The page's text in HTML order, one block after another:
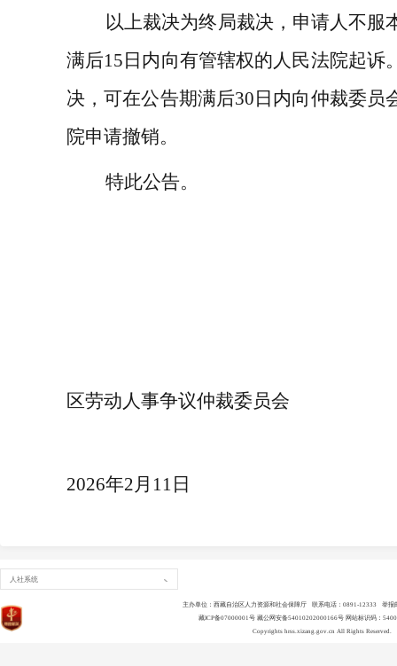
以上裁决为终局裁决，申请人不服
满后15日内向有管辖权的人民法院起诉
决，可在公告期满后30日内向仲裁委员
院申请撤销。
特此公告。
区劳动人事争议仲裁委员会
2026年2月11日
人社系统
主办单位：西藏自治区人力资源和社会保障厅 联系电话：0891-12333 举报
藏ICP备07000001号 藏公网安备54010202000166号 网站标识码：
Copyrights hrss.xizang.gov.cn All Rights Reserved.